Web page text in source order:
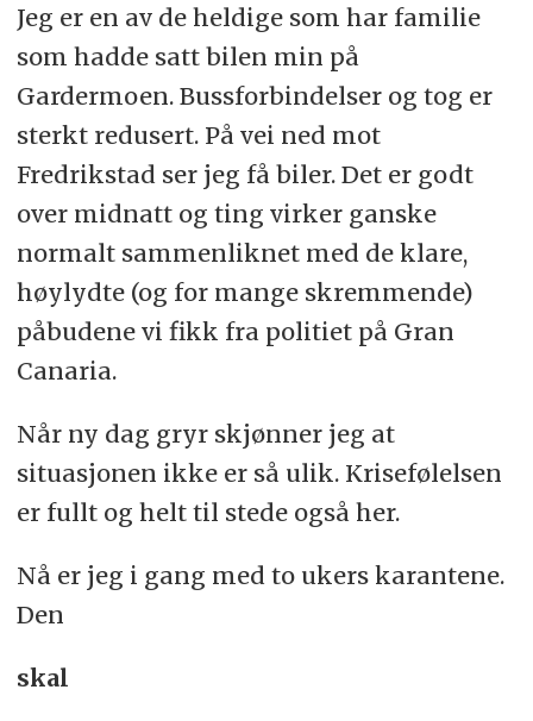
Jeg er en av de heldige som har familie
som hadde satt bilen min på
Gardermoen. Bussforbindelser og tog er
sterkt redusert. På vei ned mot
Fredrikstad ser jeg få biler. Det er godt
over midnatt og ting virker ganske
normalt sammenliknet med de klare,
høylydte (og for mange skremmende)
påbudene vi fikk fra politiet på Gran
Canaria.
Når ny dag gryr skjønner jeg at
situasjonen ikke er så ulik. Krisefølelsen
er fullt og helt til stede også her.
Nå er jeg i gang med to ukers karantene.
Den
skal